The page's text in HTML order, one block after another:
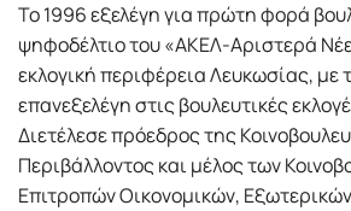
Το 1996 εξελέγη για πρώτη φορά
ψηφοδέλτιο του «ΑΚΕΛ-Αριστερά
εκλογική περιφέρεια Λευκωσίας, με
επανεξελέγη στις βουλευτικές
Διετέλεσε πρόεδρος της
Περιβάλλοντος και μέλος των
Επιτροπών Οικονομικών,